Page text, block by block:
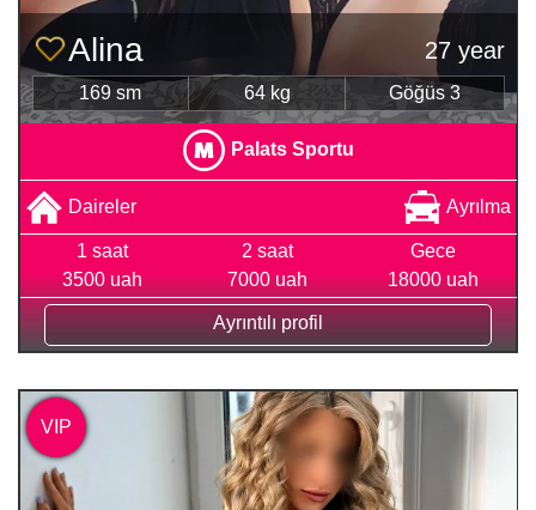
Alina 27 year
169 sm 64 kg Göğüs 3
Palats Sportu
Daireler Ayrılma
1 saat
3500 uah
2 saat
7000 uah
Gece
18000 uah
Ayrıntılı profil
VIP